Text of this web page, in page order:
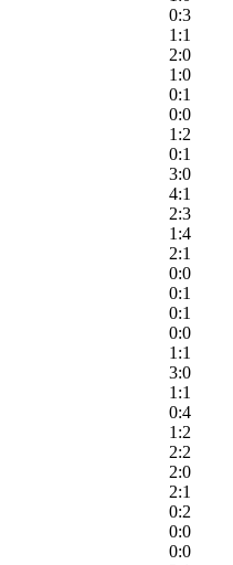
0:3
1:1
2:0
1:0
0:1
0:0
1:2
0:1
3:0
4:1
2:3
1:4
2:1
0:0
0:1
0:1
0:0
1:1
3:0
1:1
0:4
1:2
2:2
2:0
2:1
0:2
0:0
0:0